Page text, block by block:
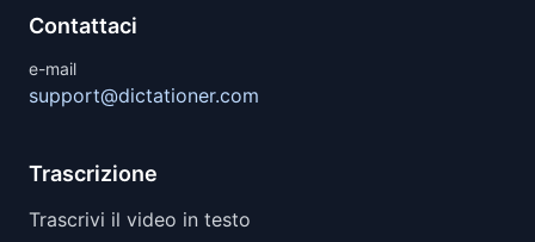
Contattaci
e-mail
support@dictationer.com
Trascrizione
Trascrivi il video in testo